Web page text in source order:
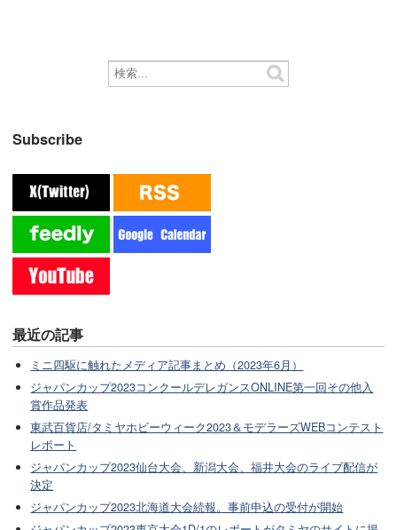
Subscribe
最近の記事
ミニ四駆に触れたメディア記事まとめ（2023年6月）
ジャパンカップ2023コンクールデレガンスONLINE第一回その他入
賞作品発表
東武百貨店/タミヤホビーウィーク2023＆モデラーズWEBコンテスト
レポート
ジャパンカップ2023仙台大会、新潟大会、福井大会のライブ配信が
決定
ジャパンカップ2023北海道大会続報。事前申込の受付が開始